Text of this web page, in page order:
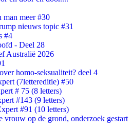
meer #30
nieuws topic #31
#4
- Deel 28
Australië 2026
homo-seksualiteit? deel 4
(7lettereditie) #50
# 75 (8 letters)
#143 (9 letters)
#91 (10 letters)
vrouw op de grond, onderzoek gestart